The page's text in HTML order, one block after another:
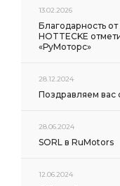
13.02.2026
Благодарность
HOTTECKE
«РуМоторс»
28.12.2024
Поздравляем
28.06.2024
SORL в RuMotors
12.06.2024